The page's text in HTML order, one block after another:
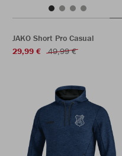
JAKO Short Pro Casual
29,99 €
49,99 €